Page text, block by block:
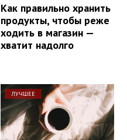
Как правильно хранить
продукты, чтобы реже
ходить в магазин —
хватит надолго
ЛУЧШЕЕ